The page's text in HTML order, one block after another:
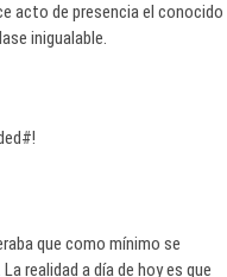
acto de presencia el conocido
inigualable.
que como mínimo se
realidad a día de hoy es que